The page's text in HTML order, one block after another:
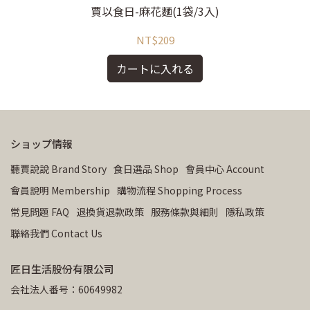
賈以食日-麻花麵(1袋/3入)
NT$209
カートに入れる
ショップ情報
聽賈說說 Brand Story 食日選品 Shop 會員中心 Account
會員說明 Membership 購物流程 Shopping Process
常見問題 FAQ 退換貨退款政策 服務條款與細則
隱私政策
聯絡我們 Contact Us
匠日生活股份有限公司
会社法人番号：60649982